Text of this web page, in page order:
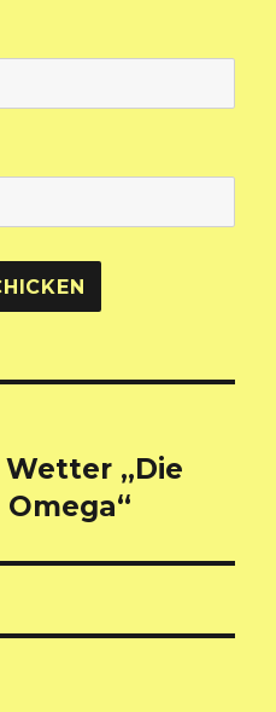
„Die